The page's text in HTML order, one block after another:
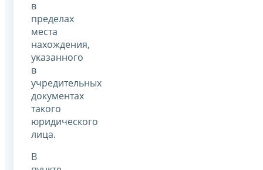
в
пределах
места
нахождения,
указанного
в
учредительных
документах
такого
юридического
лица.
В